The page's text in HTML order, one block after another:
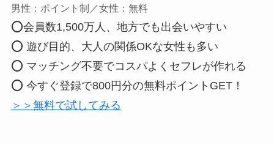
男性：ポイント制／女性：無料
⭕会員数1,500万人、地方でも出会いやすい
⭕ 遊び目的、大人の関係OKな女性も多い
⭕ マッチング不要でコスパよくセフレが作れる
⭕ 今すぐ登録で800円分の無料ポイントGET！
＞＞無料で試してみる